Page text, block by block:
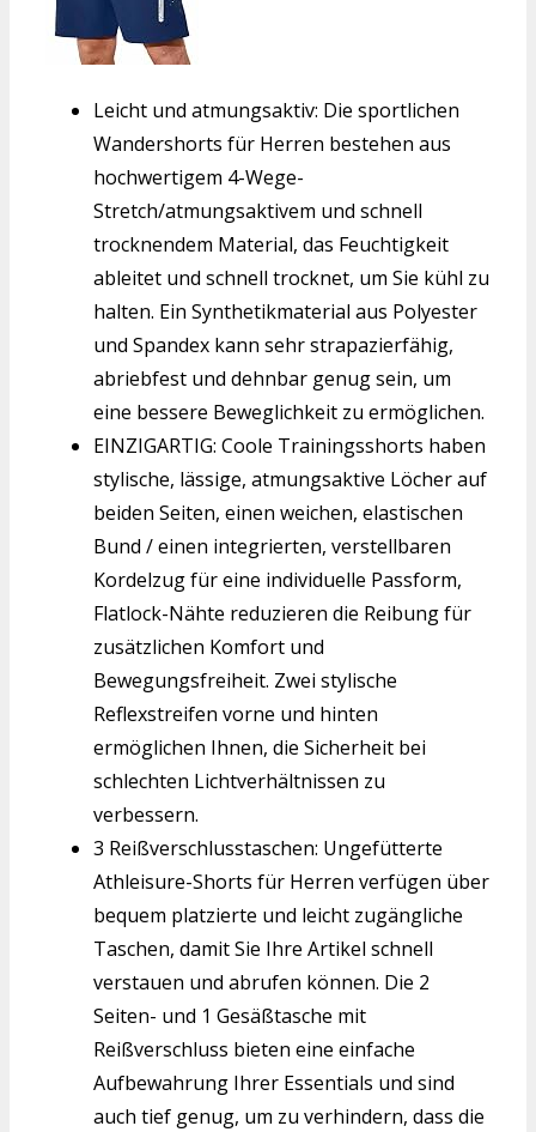
Leicht und atmungsaktiv: Die sportlichen
Wandershorts für Herren bestehen aus
hochwertigem 4-Wege-
Stretch/atmungsaktivem und schnell
trocknendem Material, das Feuchtigkeit
ableitet und schnell trocknet, um Sie kühl zu
halten. Ein Synthetikmaterial aus Polyester
und Spandex kann sehr strapazierfähig,
abriebfest und dehnbar genug sein, um
eine bessere Beweglichkeit zu ermöglichen.
EINZIGARTIG: Coole Trainingsshorts haben
stylische, lässige, atmungsaktive Löcher auf
beiden Seiten, einen weichen, elastischen
Bund / einen integrierten, verstellbaren
Kordelzug für eine individuelle Passform,
Flatlock-Nähte reduzieren die Reibung für
zusätzlichen Komfort und
Bewegungsfreiheit. Zwei stylische
Reflexstreifen vorne und hinten
ermöglichen Ihnen, die Sicherheit bei
schlechten Lichtverhältnissen zu
verbessern.
3 Reißverschlusstaschen: Ungefütterte
Athleisure-Shorts für Herren verfügen über
bequem platzierte und leicht zugängliche
Taschen, damit Sie Ihre Artikel schnell
verstauen und abrufen können. Die 2
Seiten- und 1 Gesäßtasche mit
Reißverschluss bieten eine einfache
Aufbewahrung Ihrer Essentials und sind
auch tief genug, um zu verhindern, dass die